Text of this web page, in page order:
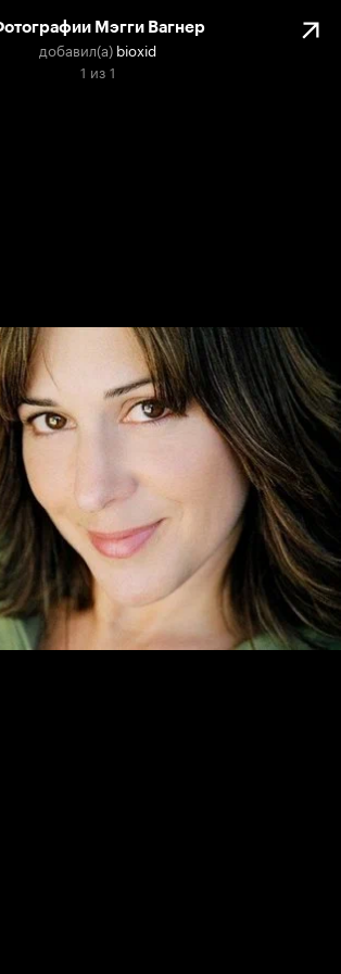
Мэгги Вагнер
добавил(а) bioxid
1 из 1